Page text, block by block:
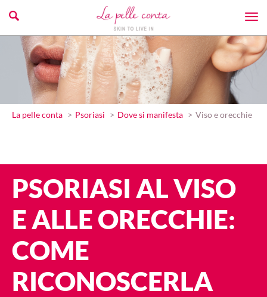
La pelle conta Psoriasi Dove si manifesta Viso e orecchie
PSORIASI AL VISO
E ALLE ORECCHIE:
COME
RICONOSCERLA